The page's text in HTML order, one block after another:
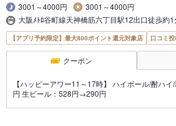
3001～4000円
3001～4000円
大阪ﾒﾄﾛ谷町線天神橋筋六丁目駅12出口徒歩約1
【アプリ予約限定】最大800ポイント還元対象店 口コミ
クーポン
【ハッピーアワー11～17時】 ハイボール/酎ハ
円 生ビール：528円→290円